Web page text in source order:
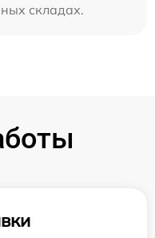
складах.